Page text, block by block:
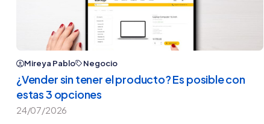
Mireya Pablo Negocio
¿Vender sin tener el producto? Es posible con
estas 3 opciones
24/07/2026